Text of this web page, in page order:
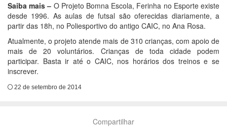
Saiba mais – O Projeto Bomna Escola, Ferinha no Esporte existe
desde 1996. As aulas de futsal são oferecidas diariamente, a
partir das 18h, no Poliesportivo do antigo CAIC, no Ana Rosa.
Atualmente, o projeto atende mais de 310 crianças, com apoio de
mais de 20 voluntários. Crianças de toda cidade podem
participar. Basta ir até o CAIC, nos horários dos treinos e se
inscrever.
22 de setembro de 2014
Compartilhar